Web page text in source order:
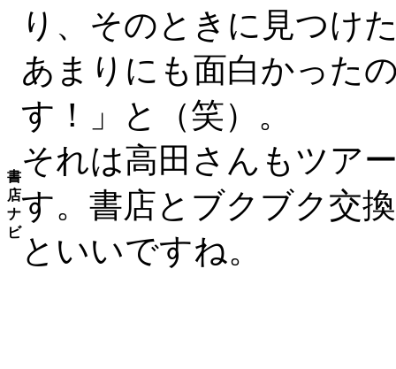
り、そのときに見つけ
あまりにも面白かった
す！」と（笑）。
書
店
ナ
ビ
それは高田さんもツア
す。書店とブクブク交
といいですね。